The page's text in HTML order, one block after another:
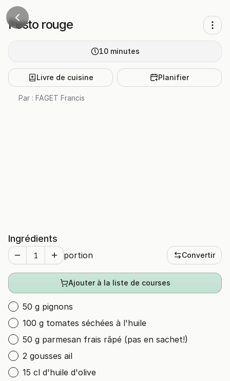
Pesto rouge
10 minutes
Livre de cuisine Planifier
Par : FAGET Francis
Ingrédients
portion Convertir
Ajouter à la liste de courses
50 g pignons
100 g tomates séchées à l'huile
50 g parmesan frais râpé (pas en sachet!)
2 gousses ail
15 cl d'huile d'olive